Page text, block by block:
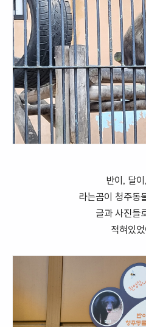
반이, 달이
라는곰이 청주동
글과 사진들
적혀있